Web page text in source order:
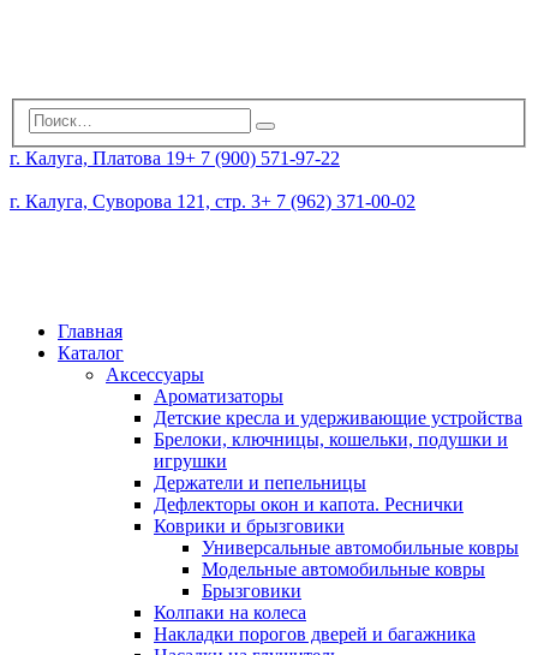
г. Калуга, Платова 19+ 7 (900) 571-97-22
г. Калуга, Суворова 121, стр. 3+ 7 (962) 371-00-02
Главная
Каталог
Аксессуары
Ароматизаторы
Детские кресла и удерживающие устройства
Брелоки, ключницы, кошельки, подушки и
игрушки
Держатели и пепельницы
Дефлекторы окон и капота. Реснички
Коврики и брызговики
Универсальные автомобильные ковры
Модельные автомобильные ковры
Брызговики
Колпаки на колеса
Накладки порогов дверей и багажника